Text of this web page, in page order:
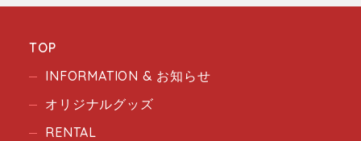
TOP
INFORMATION & お知らせ
オリジナルグッズ
RENTAL